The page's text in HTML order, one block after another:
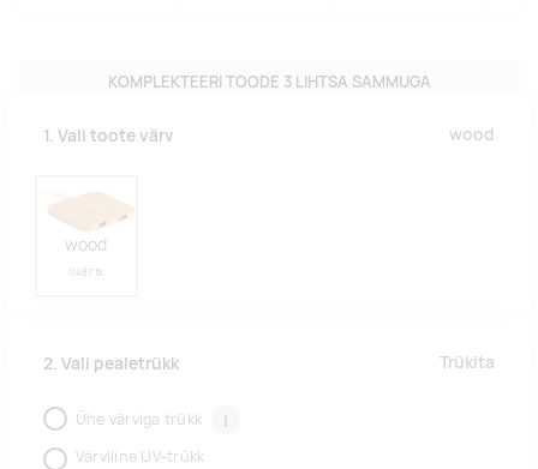
KOMPLEKTEERI TOODE 3 LIHTSA SAMMUGA
1. Vali toote värv wood
wood
11487 tk
2. Vali pealetrükk Trükita
Ühe värviga trükk i
Värviline UV-trükk